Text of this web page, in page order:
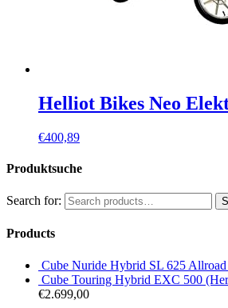
Helliot Bikes Neo
€400,89
Produktsuche
Search for:
Products
Cube Nuride Hybrid SL 625
Cube Touring Hybrid EXC 500
€2.699,00